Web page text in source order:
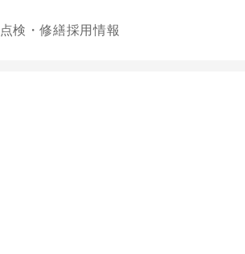
点検・修繕採用情報